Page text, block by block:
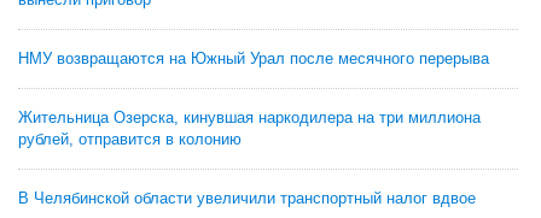
НМУ возвращаются на Южный Урал после месячного перерыва
Жительница Озерска, кинувшая наркодилера на три миллиона
рублей, отправится в колонию
В Челябинской области увеличили транспортный налог вдвое